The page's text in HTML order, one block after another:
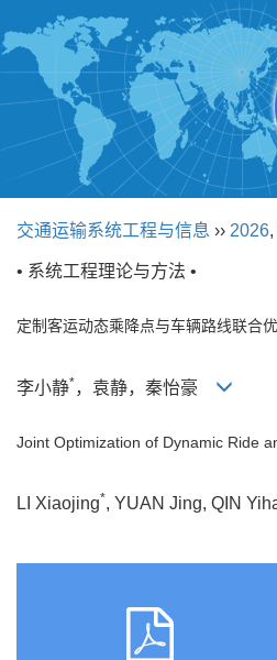
交通运输系统工程与信息 ›› 2026,
• 系统工程理论与方法 •
定制客运动态乘降点与车辆路线联合
李小静*，袁静，秦怡豪
Joint Optimization of Dynamic Ride
LI Xiaojing*, YUAN Jing, QIN